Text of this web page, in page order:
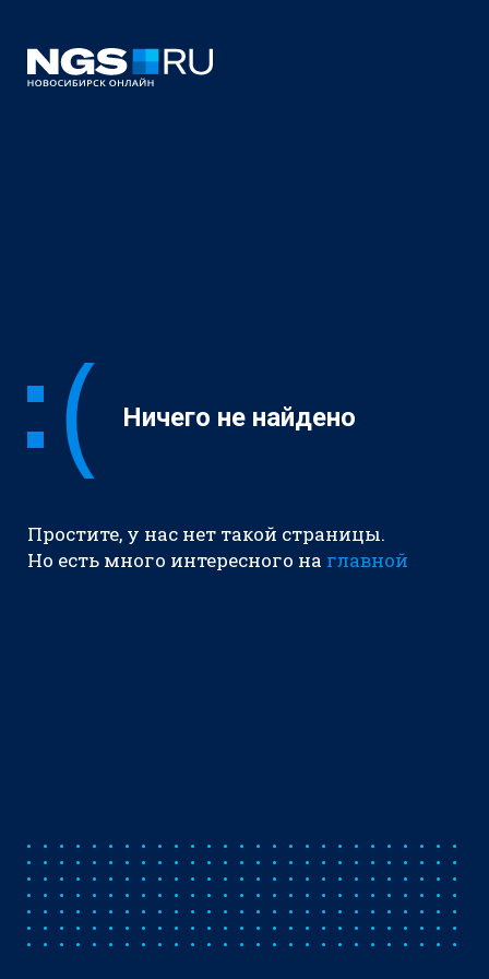
Ничего не найдено
Простите, у нас нет такой страницы.
Но есть много интересного на главной